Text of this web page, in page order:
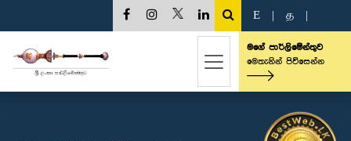
E த
මගේ පාර්ලිමේන්තුව
මෙතැනින් පිවිසෙන්න